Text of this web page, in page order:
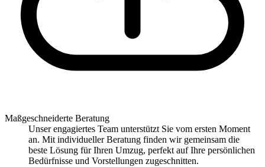
Maßgeschneiderte Beratung
Unser engagiertes Team unterstützt Sie vom ersten Moment
an. Mit individueller Beratung finden wir gemeinsam die
beste Lösung für Ihren Umzug, perfekt auf Ihre persönlichen
Bedürfnisse und Vorstellungen zugeschnitten.